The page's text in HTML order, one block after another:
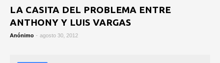
LA CASITA DEL PROBLEMA ENTRE
ANTHONY Y LUIS VARGAS
Anónimo - agosto 30, 2012